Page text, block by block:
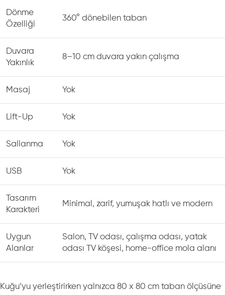
Dönme
Özelliği
360° dönebilen taban
Duvara
Yakınlık
8–10 cm duvara yakın çalışma
Masaj Yok
Lift-Up Yok
Sallanma Yok
USB Yok
Tasarım
Karakteri
Minimal, zarif, yumuşak hatlı ve modern
Uygun
Alanlar
Salon, TV odası, çalışma odası, yatak
odası TV köşesi, home-office mola alanı
Kuğu’yu yerleştirirken yalnızca 80 x 80 cm taban ölçüsüne